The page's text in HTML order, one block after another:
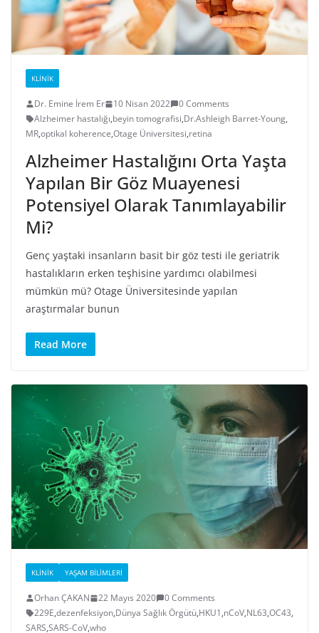
KLINIK
Dr. Emine İrem Er 10 Nisan 2022
0 Comments
Alzheimer hastalığı,beyin tomografisi,Dr.Ashleigh Barret-Young,
MR,optikal koherence,Otage Üniversitesi,retina
Alzheimer Hastalığını Orta Yaşta
Yapılan Bir Göz Muayenesi
Potensiyel Olarak Tanımlayabilir
Mi?
Genç yaştaki insanların basit bir göz testi ile geriatrik
hastalıkların erken teşhisine yardımcı olabilmesi
mümkün mü? Otage Üniversitesinde yapılan
araştırmalar bunun
Read More
KLINIK YAŞAM BILIMLERI
Orhan ÇAKAN 22 Mayıs 2020
0 Comments
229E,dezenfeksiyon,Dünya Sağlık Örgütü,HKU1,nCoV,NL63,OC43,
SARS,SARS-CoV,who